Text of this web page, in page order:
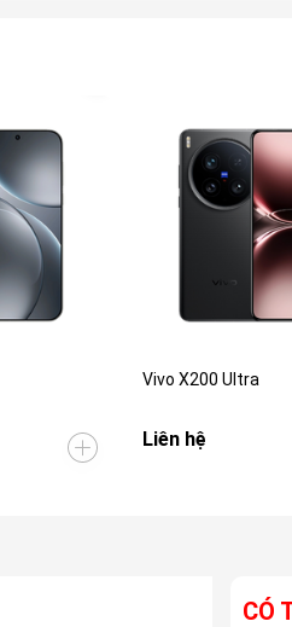
Vivo X200 Ultra
Liên hệ
CÓ